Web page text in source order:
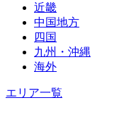
近畿
中国地方
四国
九州・沖縄
海外
エリア一覧